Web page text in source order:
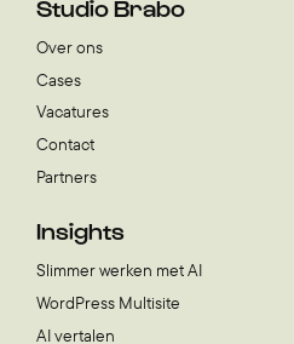
Studio Brabo
Over ons
Cases
Vacatures
Contact
Partners
Insights
Slimmer werken met AI
WordPress Multisite
AI vertalen